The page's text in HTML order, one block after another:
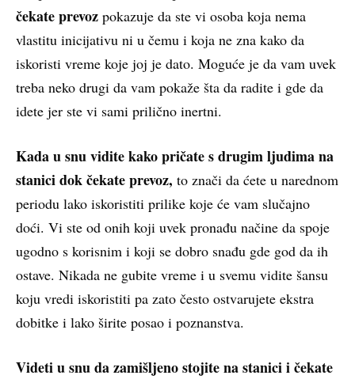
čekate prevoz pokazuje da ste vi osoba koja nema
vlastitu inicijativu ni u čemu i koja ne zna kako da
iskoristi vreme koje joj je dato. Moguće je da vam uvek
treba neko drugi da vam pokaže šta da radite i gde da
idete jer ste vi sami prilično inertni.
Kada u snu vidite kako pričate s drugim ljudima na
stanici dok čekate prevoz, to znači da ćete u narednom
periodu lako iskoristiti prilike koje će vam slučajno
doći. Vi ste od onih koji uvek pronađu načine da spoje
ugodno s korisnim i koji se dobro snađu gde god da ih
ostave. Nikada ne gubite vreme i u svemu vidite šansu
koju vredi iskoristiti pa zato često ostvarujete ekstra
dobitke i lako širite posao i poznanstva.
Videti u snu da zamišljeno stojite na stanici i čekate